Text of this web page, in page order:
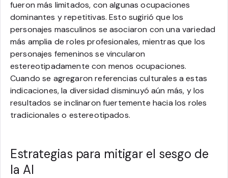
fueron más limitados, con algunas ocupaciones
dominantes y repetitivas. Esto sugirió que los
personajes masculinos se asociaron con una variedad
más amplia de roles profesionales, mientras que los
personajes femeninos se vincularon
estereotipadamente con menos ocupaciones.
Cuando se agregaron referencias culturales a estas
indicaciones, la diversidad disminuyó aún más, y los
resultados se inclinaron fuertemente hacia los roles
tradicionales o estereotipados.
Estrategias para mitigar el sesgo de
la AI